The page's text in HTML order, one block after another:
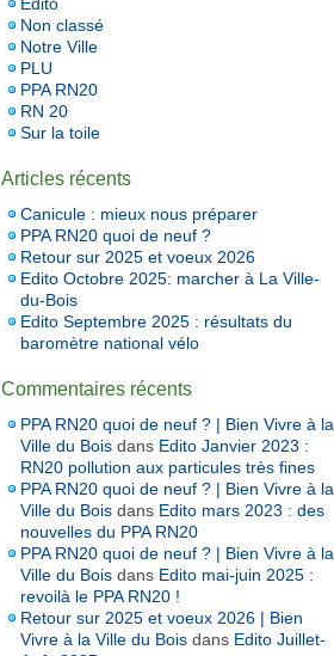
Non classé
Notre Ville
PLU
PPA RN20
RN 20
Sur la toile
Articles récents
Canicule : mieux nous préparer
PPA RN20 quoi de neuf ?
Retour sur 2025 et voeux 2026
Edito Octobre 2025: marcher à La Ville-
du-Bois
Edito Septembre 2025 : résultats du
baromètre national vélo
Commentaires récents
PPA RN20 quoi de neuf ? | Bien Vivre à la
Ville du Bois dans Edito Janvier 2023 :
RN20 pollution aux particules très fines
PPA RN20 quoi de neuf ? | Bien Vivre à la
Ville du Bois dans Edito mars 2023 : des
nouvelles du PPA RN20
PPA RN20 quoi de neuf ? | Bien Vivre à la
Ville du Bois dans Edito mai-juin 2025 :
revoilà le PPA RN20 !
Retour sur 2025 et voeux 2026 | Bien
Vivre à la Ville du Bois dans Edito Juillet-